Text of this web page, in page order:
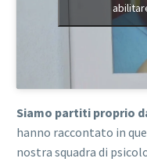
Siamo partiti proprio
hanno raccontato in
nostra squadra di